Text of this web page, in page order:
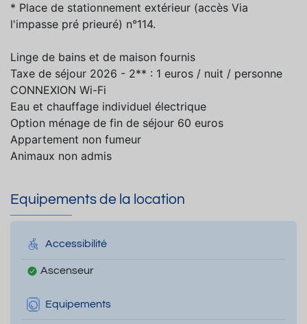
* Place de stationnement extérieur (accès Via
l'impasse pré prieuré) n°114.
Linge de bains et de maison fournis
Taxe de séjour 2026 - 2** : 1 euros / nuit / personne
CONNEXION Wi-Fi
Eau et chauffage individuel électrique
Option ménage de fin de séjour 60 euros
Appartement non fumeur
Animaux non admis
Equipements de la location
Accessibilité
Ascenseur
Equipements